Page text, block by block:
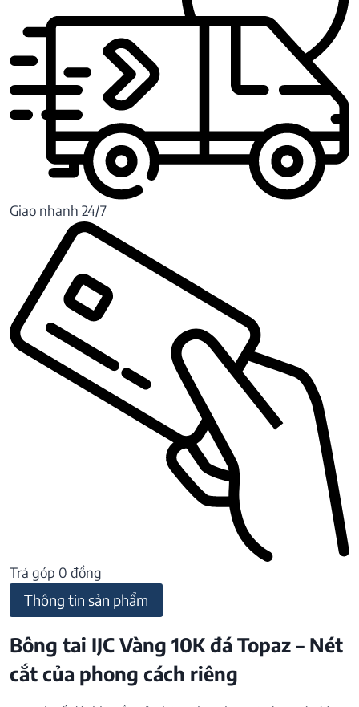
Giao nhanh 24/7
Trả góp 0 đồng
Thông tin sản phẩm
Bông tai IJC Vàng 10K đá Topaz – Nét
cắt của phong cách riêng